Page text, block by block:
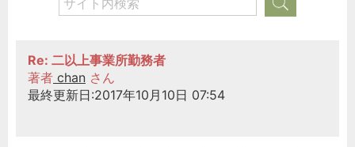
Re: 二以上事業所勤務者
著者 chan さん
最終更新日:2017年10月10日 07:54